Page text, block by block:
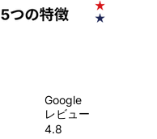
Google
レビュー
4.8